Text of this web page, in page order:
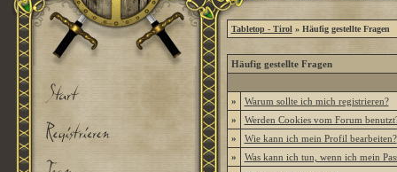
Tabletop - Tirol » Häufig gestellte Fragen
Häufig gestellte Fragen
»
Warum sollte ich mich registrieren?
»
Werden Cookies vom Forum
»
Wie kann ich mein Profil bearbeiten?
»
Was kann ich tun, wenn ich mein